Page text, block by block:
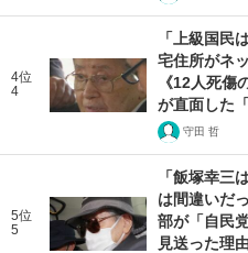
4位
4
「上級国民
宅住所がネ
《12人死傷
が直面した
守田 哲
5位
5
「飯塚幸三
は間違いだ
部が「自民
見送った理